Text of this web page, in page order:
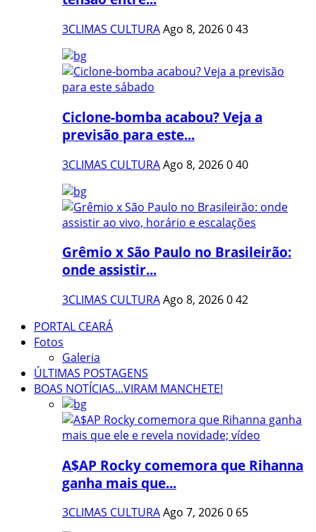
3CLIMAS CULTURAAgo 8, 2026043
Ciclone-bomba acabou? Veja a
previsão para este...
3CLIMAS CULTURAAgo 8, 2026040
Grêmio x São Paulo no Brasileirão:
onde assistir...
3CLIMAS CULTURAAgo 8, 2026042
PORTAL CEARÁ
Fotos
Galeria
ÚLTIMAS POSTAGENS
BOAS NOTÍCIAS...VIRAM MANCHETE!
A$AP Rocky comemora que Rihanna
ganha mais que...
3CLIMAS CULTURAAgo 7, 20260 65